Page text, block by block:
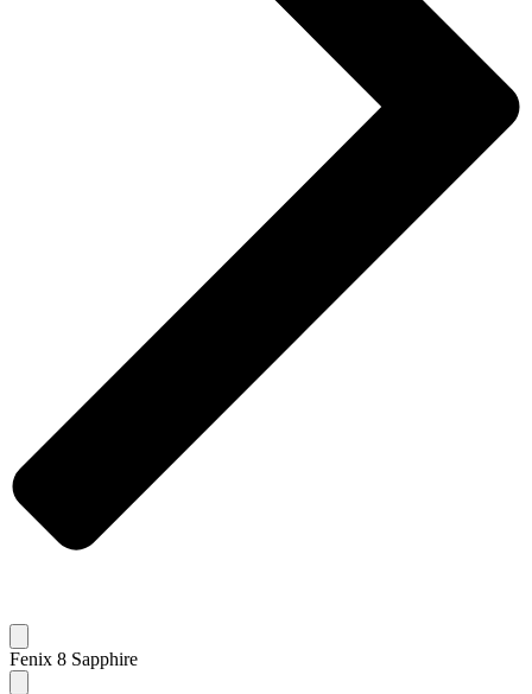
Fenix 8 Sapphire